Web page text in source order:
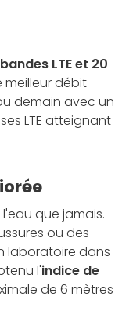
LTE et 20
meilleur débit
demain avec un
LTE atteignant
l'eau que jamais.
ou des
laboratoire dans
l'indice de
de 6 mètres